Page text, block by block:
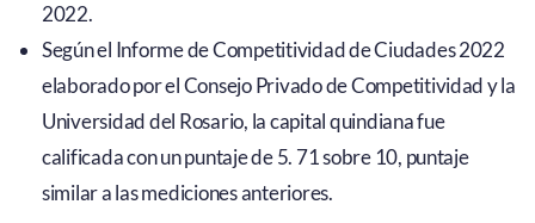
2022.
Según el Informe de Competitividad de Ciudades 2022
elaborado por el Consejo Privado de Competitividad y la
Universidad del Rosario, la capital quindiana fue
calificada con un puntaje de 5. 71 sobre 10, puntaje
similar a las mediciones anteriores.